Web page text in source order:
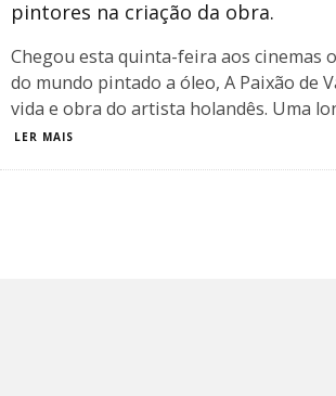
pintores na criação da obra.
Chegou esta quinta-feira aos cinemas
do mundo pintado a óleo, A Paixão de
vida e obra do artista holandês. Uma
LER MAIS